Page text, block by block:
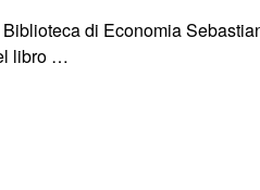
di Economia
libro …